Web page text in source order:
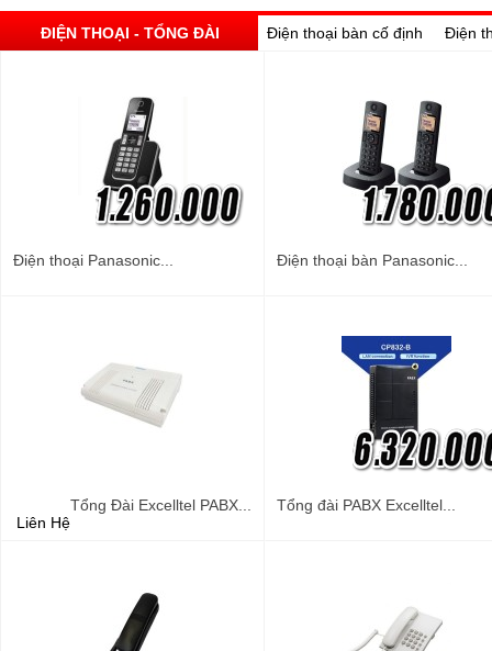
ĐIỆN THOẠI - TỔNG ĐÀI Điện thoại bàn cố định Điện
Điện thoại Panasonic... Điện thoại bàn Panasonic...
Liên Hệ
Tổng Đài Excelltel PABX... Tổng đài PABX Excelltel...